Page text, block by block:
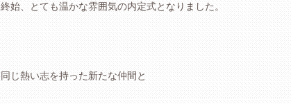
終始、とても温かな雰囲気の内定式となりました。
同じ熱い志を持った新たな仲間と